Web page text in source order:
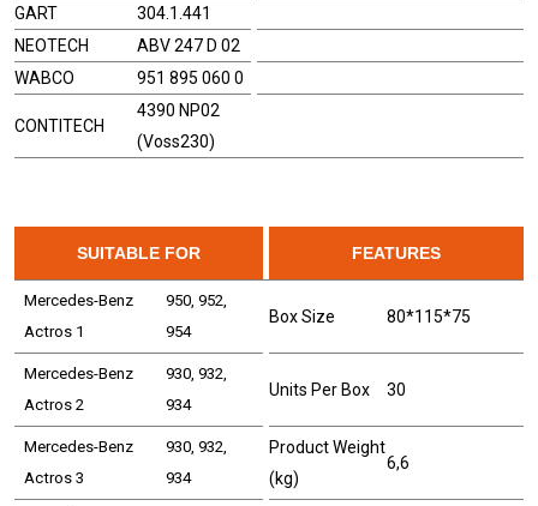
GART
304.1.441
NEOTECH
ABV 247 D 02
WABCO
951 895 060 0
CONTITECH
4390 NP02
(Voss230)
SUITABLE FOR FEATURES
Mercedes-Benz
Actros 1
950, 952,
954
Box Size 80*115*75
Mercedes-Benz
Actros 2
930, 932,
934
Units Per Box 30
Mercedes-Benz
Actros 3
930, 932,
934
Product Weight
(kg)
6,6